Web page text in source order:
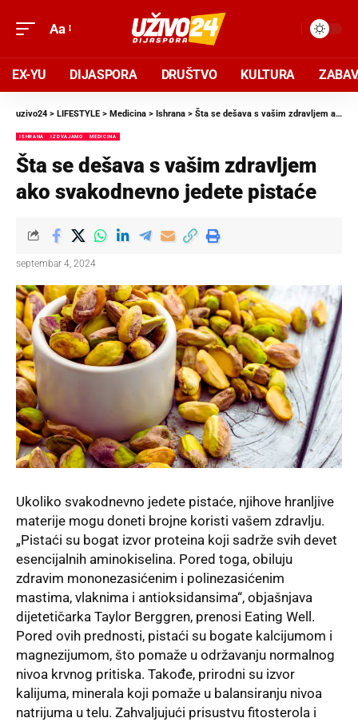
Aa
EX-YU DIJASPORA DRUŠTVO KULTURA
uzivo24 > LIFESTYLE > Medicina > Ishrana > Šta se dešava s vašim zdravljem ako svakodnevno jedete pistaće
ISHRANA IZDVAJAMO MEDICINA
Šta se dešava s vašim zdravljem
ako svakodnevno jedete pistaće
septembar 4, 2024
Ukoliko svakodnevno jedete pistaće, njihove hranljive
materije mogu doneti brojne koristi vašem zdravlju.
„Pistaći su bogat izvor proteina koji sadrže svih devet
esencijalnih aminokiselina. Pored toga, obiluju
zdravim mononezasićenim i polinezasićenim
mastima, vlaknima i antioksidansima“, objašnjava
dijetetičarka Taylor Berggren, prenosi Eating Well.
Pored ovih prednosti, pistaći su bogate kalcijumom i
magnezijumom, što pomaže u održavanju normalnog
nivoa krvnog pritiska. Takođe, prirodni su izvor
kalijuma, minerala koji pomaže u balansiranju nivoa
natrijuma u telu. Zahvaljujući prisustvu fitosterola i